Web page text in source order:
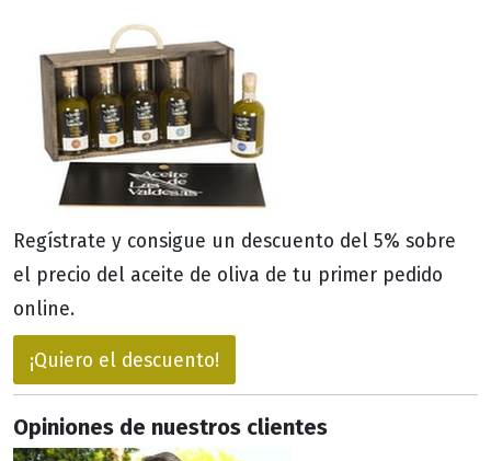
Regístrate y consigue un descuento del 5% sobre
el precio del aceite de oliva de tu primer pedido
online.
¡Quiero el descuento!
Opiniones de nuestros clientes